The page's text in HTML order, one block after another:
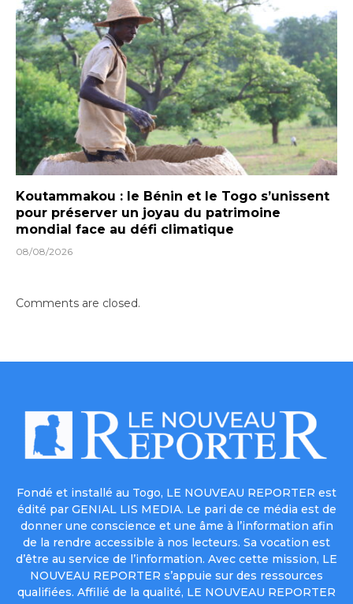
Koutammakou : le Bénin et le Togo s’unissent
pour préserver un joyau du patrimoine
mondial face au défi climatique
08/08/2026
Comments are closed.
Fondé et installé au Togo, LE NOUVEAU REPORTER est
édité par GENIAL LIS MEDIA. Le pari de ce média est de
donner une conscience et une âme à l’information afin
de la rendre accessible à nos lecteurs. Sa vocation est
d’être au service de l’information. Avec cette mission, LE
NOUVEAU REPORTER s’appuie sur des ressources
qualifiées. Affilié de la qualité, LE NOUVEAU REPORTER